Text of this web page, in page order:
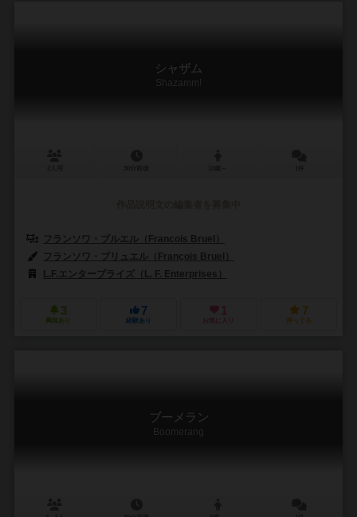
シャザム
Shazamm!
フランソワ・ブルエル（Francois Bruel）
フランソワ・ブリュエル（François Bruel）
L.F.エンタープライズ（L. F. Enterprises）
3
興味あり
7
経験あり
1
お気に入り
7
持ってる
ブーメラン
Boomerang